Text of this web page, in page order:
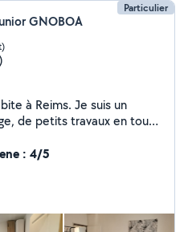
Particulier
GNOBOA
à Reims. Je suis un
de petits travaux en tout
: 4/5